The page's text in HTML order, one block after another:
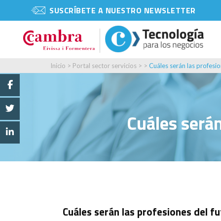
SUSCRÍBETE A NUESTRO NEWSLETTER
Inicio > Portal sector servicios > > Cuáles serán las
Cuáles
Cuáles serán las profesiones del